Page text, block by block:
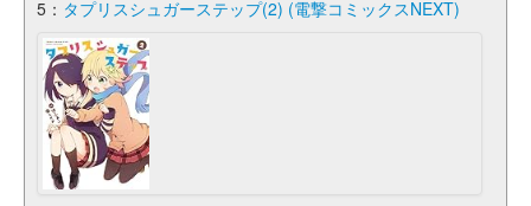
5： タプリスシュガーステップ(2) (電撃コミックスNEXT)